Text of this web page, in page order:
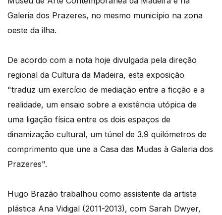
Galeria dos Prazeres, no mesmo município na zona
oeste da ilha.
De acordo com a nota hoje divulgada pela direção
regional da Cultura da Madeira, esta exposição
"traduz um exercício de mediação entre a ficção e a
realidade, um ensaio sobre a existência utópica de
uma ligação física entre os dois espaços de
dinamização cultural, um túnel de 3.9 quilómetros de
comprimento que une a Casa das Mudas à Galeria dos
Prazeres".
Hugo Brazão trabalhou como assistente da artista
plástica Ana Vidigal (2011-2013), com Sarah Dwyer,